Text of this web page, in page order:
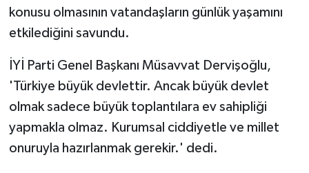
konusu olmasının vatandaşların günlük yaşamını
etkilediğini savundu.
İYİ Parti Genel Başkanı Müsavvat Dervişoğlu,
'Türkiye büyük devlettir. Ancak büyük devlet
olmak sadece büyük toplantılara ev sahipliği
yapmakla olmaz. Kurumsal ciddiyetle ve millet
onuruyla hazırlanmak gerekir.' dedi.